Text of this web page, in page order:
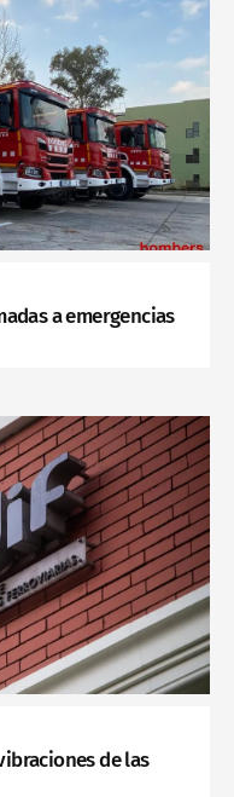
a emergencias
de las